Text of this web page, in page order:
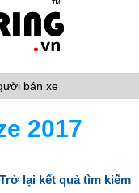
bán xe
2017
Trở lại kết quả tìm kiếm